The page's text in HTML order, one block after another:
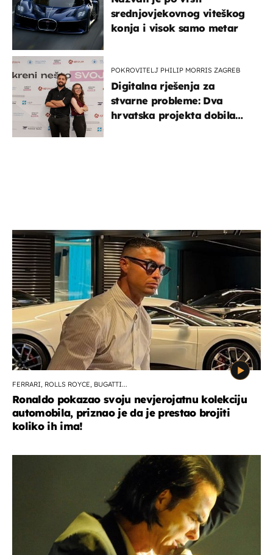
srednjovjekovnog viteškog
konja i visok samo metar
POKROVITELJ PHILIP MORRIS ZAGREB
Digitalna rješenja za
stvarne probleme: Dva
hrvatska projekta dobila
FERRARI, ROLLS ROYCE, BUGATTI...
Ronaldo pokazao svoju nevjerojatnu kolekciju
automobila, priznao je da je prestao brojiti
koliko ih ima!